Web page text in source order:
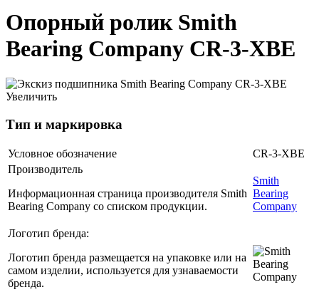
Опорный ролик Smith
Bearing Company CR-3-XBE
Увеличить
Тип и маркировка
Условное обозначение
CR-3-XBE
Производитель
Информационная страница производителя Smith
Bearing Company со списком продукции.
Smith
Bearing
Company
Логотип бренда:
Логотип бренда размещается на упаковке или на
самом изделии, используется для узнаваемости
бренда.